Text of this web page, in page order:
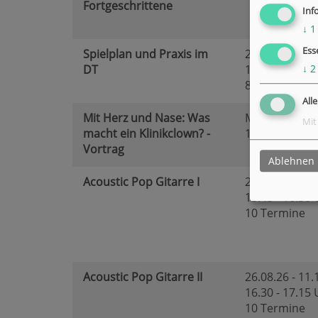
Fortgeschrittene
Spielplan und Praxis im
DT
25.08.26 -
17.00 - 18.30
8 Termine
Mit Herz und Nase: Was
macht ein Klinikclown? -
Vortrag
Mi. , 26.08.26
19.00 - 20.00
Acoustic Pop Gitarre I
26.08.26 -
15.45 - 16.30
10 Termine
Acoustic Pop Gitarre II
26.08.26 -
16.30 - 17.15
10 Termine
↓ 1
↓ 2
Mit
Ablehnen